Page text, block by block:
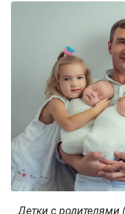
Детки с родителями